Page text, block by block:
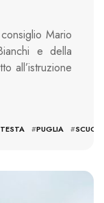
Mario
e della
all’istruzione
#PUGLIA #